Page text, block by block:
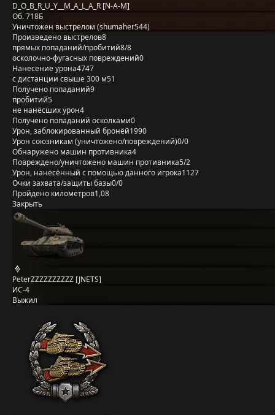
D_O_B_R_U_Y__M_A_L_A_R [N-A-M]
Об. 718Б
Уничтожен выстрелом (shumaher544)
Произведено выстрелов8
прямых попаданий/пробитий8/8
осколочно-фугасных повреждений0
Нанесение урона4747
с дистанции свыше 300 м51
Получено попаданий9
пробитий5
не нанёсших урон4
Получено попаданий осколками0
Урон, заблокированный бронёй1990
Урон союзникам (уничтожено/повреждений)0/0
Обнаружено машин противника4
Повреждено/уничтожено машин противника5/2
Урон, нанесённый с помощью данного игрока1127
Очки захвата/защиты базы0/0
Пройдено километров1,08
Закрыть
PeterZZZZZZZZZZ [JNETS]
ИС-4
Выжил